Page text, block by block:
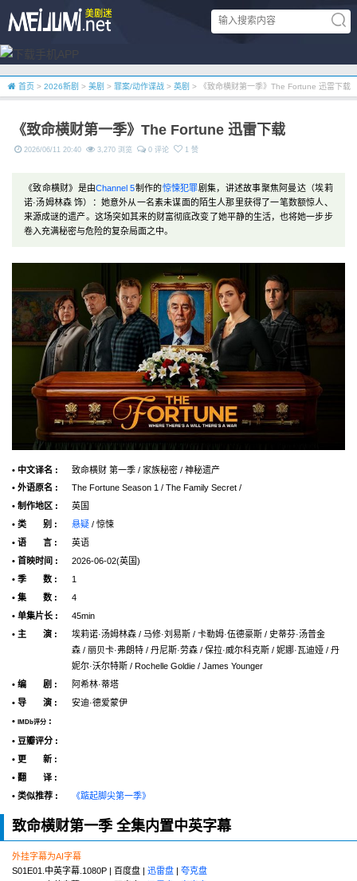
首页 > 2026新剧 > 美剧 > 罪案/动作谍战 > 英剧 > 《致命横财第一季》The Fortune 迅雷下载
《致命横财第一季》The Fortune 迅雷下载
2026/06/11 20:40 3,270 浏览 0 评论 1 赞
《致命横财》是由Channel 5制作的惊悚犯罪剧集，讲述故事聚焦阿曼达（埃莉
诺·汤姆林森 饰）：她意外从一名素未谋面的陌生人那里获得了一笔数额惊人、
来源成谜的遗产。这场突如其来的财富彻底改变了她平静的生活，也将她一步步
卷入充满秘密与危险的复杂局面之中。
• 中文译名 :
致命横财 第一季 / 家族秘密 / 神秘遗产
• 外语原名 :
The Fortune Season 1 / The Family Secret /
• 制作地区 :
英国
• 类 别 :
悬疑 / 惊悚
• 语 言 :
英语
• 首映时间 :
2026-06-02(英国)
• 季 数 :
1
• 集 数 :
4
• 单集片长 :
45min
• 主 演 :
埃莉诺·汤姆林森 / 马修·刘易斯 / 卡勒姆·伍德豪斯 / 史蒂芬·汤普金
森 / 丽贝卡·弗朗特 / 丹尼斯·劳森 / 保拉·威尔科克斯 / 妮娜·瓦迪娅 / 丹
妮尔·沃尔特斯 / Rochelle Goldie / James Younger
• 编 剧 :
阿希林·蒂塔
• 导 演 :
安迪·德爱蒙伊
• IMDb评分 :
• 豆瓣评分 :
• 更 新 :
• 翻 译 :
• 类似推荐 :
《踮起脚尖第一季》
致命横财第一季 全集内置中英字幕
外挂字幕为AI字幕
S01E01.中英字幕.1080P | 百度盘 | 迅雷盘 | 夸克盘